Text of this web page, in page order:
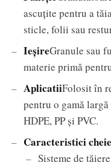
ascuțite pentru a
sticle, folii sau
IeșireGranule sau
materie primă
AplicatiiFolosit în
pentru o gamă
HDPE, PP și PVC.
Caracteristici cheie
Sisteme de